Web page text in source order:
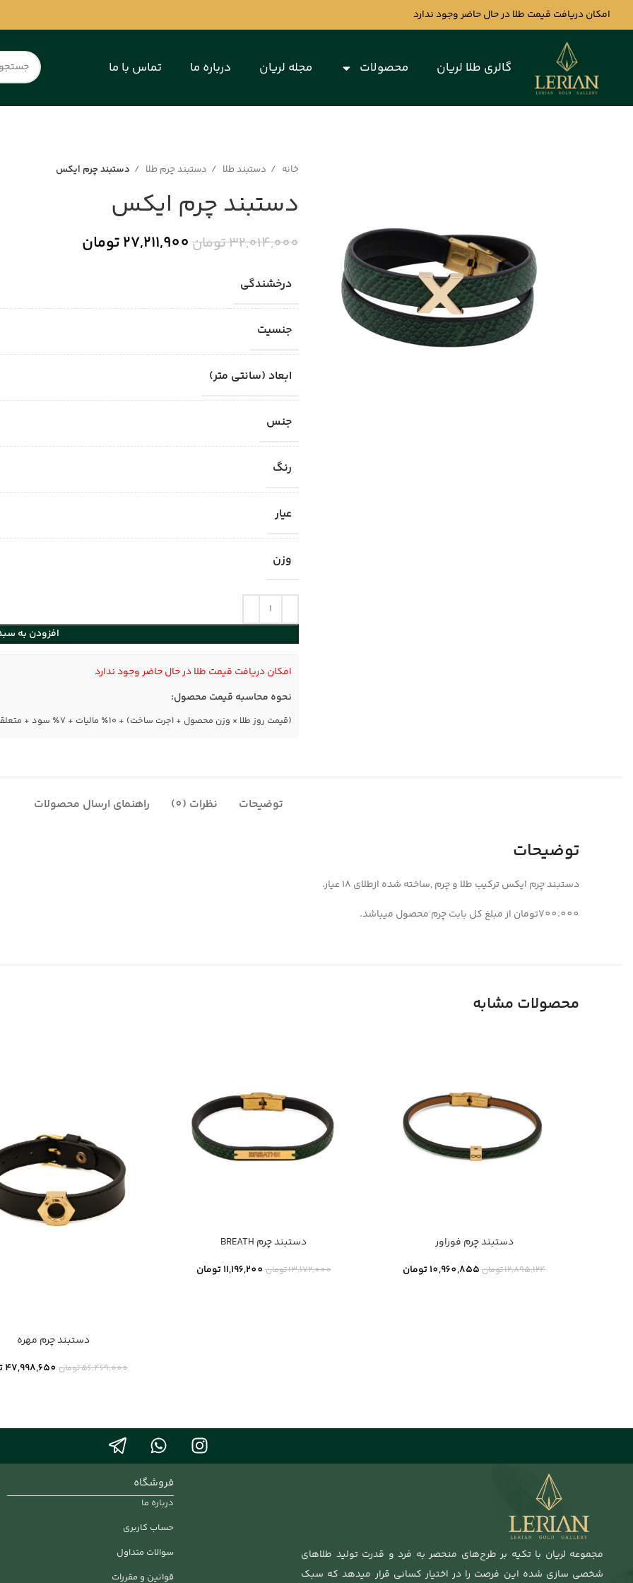
امکان دریافت قیمت طلا در حال حاضر وجود ندارد
گالری طلا لریان محصولات مجله لریان درباره ما تماس با ما
خانه دستبند طلا دستبند چرم طلا دستبند چرم ایکس
دستبند چرم ایکس
32,014,000تومان27,211,900تومان
درخشندگی
جنسیت
ابعاد (سانتی متر)
جنس
رنگ
عیار
وزن
افزودن به
امکان دریافت قیمت طلا در حال حاضر وجود ندارد
نحوه محاسبه قیمت محصول:
(قیمت روز طلا × وزن محصول + اجرت ساخت) + ۱۰٪ مالیات + ۷٪ سود + متعلقات
توضیحات نظرات (0) راهنمای ارسال محصولات
توضیحات
دستبند چرم ایکس ترکیب طلا و چرم ,ساخته شده ازطلای 18 عیار.
700.000تومان از مبلغ کل بابت چرم محصول میباشد.
محصولات مشابه
دستبند چرم فوراور
12,895,124تومان 10,960,855تومان
دستبند چرم BREATH
13,172,000تومان 11,196,200 تومان
دستبند چرم مهره
56,469,000تومان 47,998,650
مجموعه لریان با تکیه بر طرح‌های منحصر به فرد و قدرت تولید طلاهای
شخصی سازی شده این فرصت را در اختیار کسانی قرار میدهد که سبک
فروشگاه
درباره ما
حساب کاربری
سوالات متداول
قوانین و مقررات